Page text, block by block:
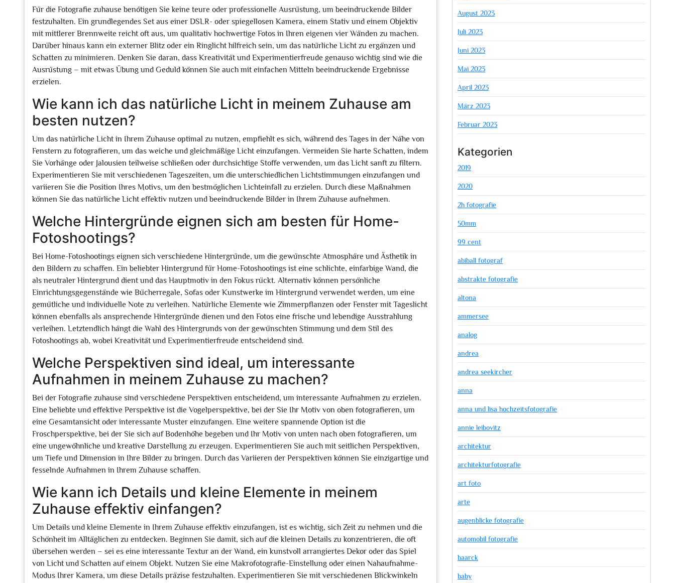
Für die Fotografie zuhause benötigen Sie keine teure oder professionelle Ausrüstung, um beeindruckende Bilder
festzuhalten. Ein grundlegendes Set aus einer DSLR- oder spiegellosen Kamera, einem Stativ und einem Objektiv
mit mittlerer Brennweite reicht oft aus, um qualitativ hochwertige Fotos in Ihren eigenen vier Wänden zu machen.
Darüber hinaus kann ein externer Blitz oder ein Ringlicht hilfreich sein, um das natürliche Licht zu ergänzen und
Schatten zu minimieren. Denken Sie daran, dass Kreativität und Experimentierfreude genauso wichtig sind wie die
Ausrüstung – mit etwas Übung und Geduld können Sie auch mit einfachen Mitteln beeindruckende Ergebnisse
erzielen.
Wie kann ich das natürliche Licht in meinem Zuhause am
besten nutzen?
Um das natürliche Licht in Ihrem Zuhause optimal zu nutzen, empfiehlt es sich, während des Tages in der Nähe von
Fenstern zu fotografieren, um das weiche und gleichmäßige Licht einzufangen. Vermeiden Sie harte Schatten, indem
Sie Vorhänge oder Jalousien teilweise schließen oder durchsichtige Stoffe verwenden, um das Licht sanft zu filtern.
Experimentieren Sie mit verschiedenen Tageszeiten, um die unterschiedlichen Lichtstimmungen einzufangen und
variieren Sie die Position Ihres Motivs, um den bestmöglichen Lichteinfall zu erzielen. Durch diese Maßnahmen
können Sie das natürliche Licht effektiv nutzen und beeindruckende Bilder in Ihrem Zuhause aufnehmen.
Welche Hintergründe eignen sich am besten für Home-
Fotoshootings?
Bei Home-Fotoshootings eignen sich verschiedene Hintergründe, um die gewünschte Atmosphäre und Ästhetik in
den Bildern zu schaffen. Ein beliebter Hintergrund für Home-Fotoshootings ist eine schlichte, einfarbige Wand, die
als neutraler Hintergrund dient und das Hauptmotiv in den Fokus rückt. Alternativ können persönliche
Einrichtungsgegenstände wie Bücherregale, Sofas oder Kunstwerke im Hintergrund verwendet werden, um eine
gemütliche und individuelle Note zu verleihen. Natürliche Elemente wie Zimmerpflanzen oder Fenster mit Tageslicht
können ebenfalls als ansprechende Hintergründe dienen und den Fotos eine frische und lebendige Ausstrahlung
verleihen. Letztendlich hängt die Wahl des Hintergrunds von der gewünschten Stimmung und dem Stil des
Fotoshootings ab, wobei Kreativität und Experimentierfreude entscheidend sind.
Welche Perspektiven sind ideal, um interessante
Aufnahmen in meinem Zuhause zu machen?
Bei der Fotografie zuhause sind verschiedene Perspektiven entscheidend, um interessante Aufnahmen zu erzielen.
Eine beliebte und effektive Perspektive ist die Vogelperspektive, bei der Sie Ihr Motiv von oben fotografieren, um
eine Gesamtansicht oder interessante Muster einzufangen. Eine weitere spannende Option ist die
Froschperspektive, bei der Sie sich auf Bodenhöhe begeben und Ihr Motiv von unten nach oben fotografieren, um
eine ungewöhnliche und kreative Darstellung zu erzeugen. Experimentieren Sie auch mit seitlichen Perspektiven,
um Tiefe und Dimension in Ihre Bilder zu bringen. Durch das Variieren der Perspektiven können Sie einzigartige und
fesselnde Aufnahmen in Ihrem Zuhause schaffen.
Wie kann ich Details und kleine Elemente in meinem
Zuhause effektiv einfangen?
Um Details und kleine Elemente in Ihrem Zuhause effektiv einzufangen, ist es wichtig, sich Zeit zu nehmen und die
Schönheit im Alltäglichen zu entdecken. Beginnen Sie damit, sich auf die kleinen Details zu konzentrieren, die oft
übersehen werden – sei es eine interessante Textur an der Wand, ein kunstvoll arrangiertes Dekor oder das Spiel
von Licht und Schatten auf einem Objekt. Nutzen Sie eine Makrofotografie-Einstellung oder einen Nahaufnahme-
Modus Ihrer Kamera, um diese Details präzise festzuhalten. Experimentieren Sie mit verschiedenen Blickwinkeln
August 2023
Juli 2023
Juni 2023
Mai 2023
April 2023
März 2023
Februar 2023
Kategorien
2019
2020
2h fotografie
50mm
99 cent
abiball fotograf
abstrakte fotografie
altona
ammersee
analog
andrea
andrea seekircher
anna
anna und lisa hochzeitsfotografie
annie leibovitz
architektur
architekturfotografie
art foto
arte
augenblicke fotografie
automobil fotografie
baarck
baby